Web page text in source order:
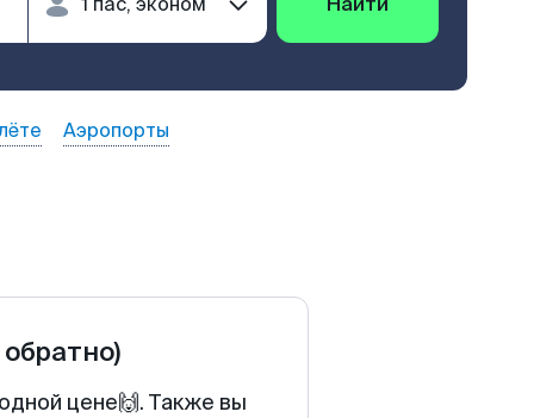
Аэропорты
цене🙌. Также вы